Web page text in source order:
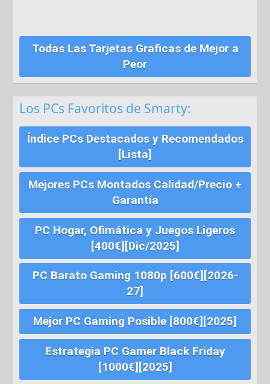
Todas Las Tarjetas Graficas de Mejor a
Peor
Los PCs Favoritos de Smarty:
Índice PCs Destacados y Recomendados
[Lista]
Mejores PCs Montados Calidad/Precio +
Garantía
PC Hogar, Ofimática y Juegos Ligeros
[400€][Dic/2025]
PC Barato Gaming 1080p [600€][2026-
27]
Mejor PC Gaming Posible [800€][2025]
Estrategia PC Gamer Black Friday
[1000€][2025]